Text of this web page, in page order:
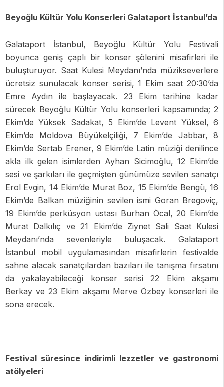
Beyoğlu Kültür Yolu Konserleri Galataport İstanbul’da
Galataport İstanbul, Beyoğlu Kültür Yolu Festivali
boyunca geniş çaplı bir konser şölenini misafirleri ile
buluşturuyor. Saat Kulesi Meydanı’nda müzikseverlere
ücretsiz sunulacak konser serisi, 1 Ekim saat 20:30’da
Emre Aydın ile başlayacak. 23 Ekim tarihine kadar
sürecek Beyoğlu Kültür Yolu konserleri kapsamında; 2
Ekim’de Yüksek Sadakat, 5 Ekim’de Levent Yüksel, 6
Ekim’de Moldova Büyükelçiliği, 7 Ekim’de Jabbar, 8
Ekim’de Sertab Erener, 9 Ekim’de Latin müziği denilince
akla ilk gelen isimlerden Ayhan Sicimoğlu, 12 Ekim’de
sesi ve şarkıları ile geçmişten günümüze sevilen sanatçı
Erol Evgin, 14 Ekim’de Murat Boz, 15 Ekim’de Bengü, 16
Ekim’de Balkan müziğinin sevilen ismi Goran Bregoviç,
19 Ekim’de perküsyon ustası Burhan Öcal, 20 Ekim’de
Murat Dalkılıç ve 21 Ekim’de Ziynet Sali Saat Kulesi
Meydanı’nda sevenleriyle buluşacak. Galataport
İstanbul mobil uygulamasından misafirlerin festivalde
sahne alacak sanatçılardan bazıları ile tanışma fırsatını
da yakalayabileceği konser serisi 22 Ekim akşamı
Berkay ve 23 Ekim akşamı Merve Özbey konserleri ile
sona erecek.
Festival süresince indirimli lezzetler ve gastronomi
atölyeleri